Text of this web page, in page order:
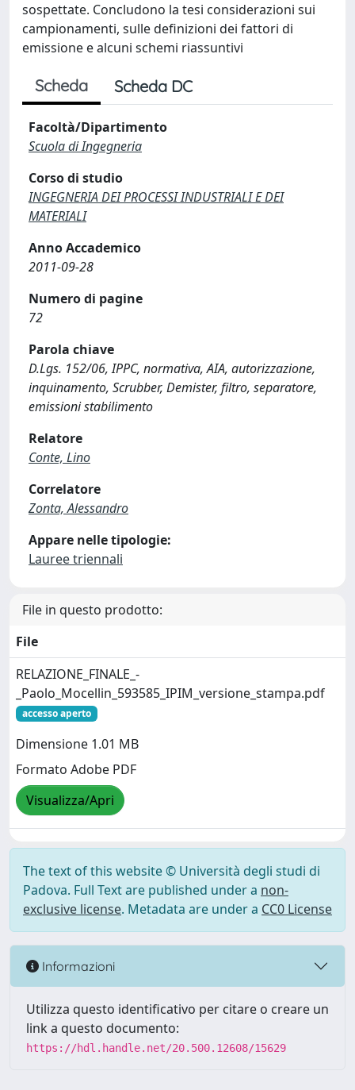
sospettate. Concludono la tesi considerazioni sui
campionamenti, sulle definizioni dei fattori di
emissione e alcuni schemi riassuntivi
Scheda Scheda DC
Facoltà/Dipartimento
Scuola di Ingegneria
Corso di studio
INGEGNERIA DEI PROCESSI INDUSTRIALI E DEI
MATERIALI
Anno Accademico
2011-09-28
Numero di pagine
72
Parola chiave
D.Lgs. 152/06, IPPC, normativa, AIA, autorizzazione,
inquinamento, Scrubber, Demister, filtro, separatore,
emissioni stabilimento
Relatore
Conte, Lino
Correlatore
Zonta, Alessandro
Appare nelle tipologie:
Lauree triennali
File in questo prodotto:
File
RELAZIONE_FINALE_-
_Paolo_Mocellin_593585_IPIM_versione_stampa.pdf
accesso aperto
Dimensione 1.01 MB
Formato Adobe PDF
Visualizza/Apri
The text of this website © Università degli studi di
Padova. Full Text are published under a non-
exclusive license. Metadata are under a CC0 License
Informazioni
Utilizza questo identificativo per citare o creare un
link a questo documento:
https://hdl.handle.net/20.500.12608/15629